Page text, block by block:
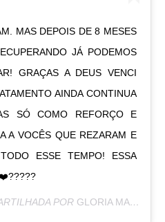
MAS DEPOIS DE 8 MESES
JÁ PODEMOS
GRAÇAS A DEUS VENCI
AINDA CONTINUA
SÓ COMO REFORÇO E
A VOCÊS QUE REZARAM E
ESSE TEMPO! ESSA
❤️?????
POR GLORIA MARIA